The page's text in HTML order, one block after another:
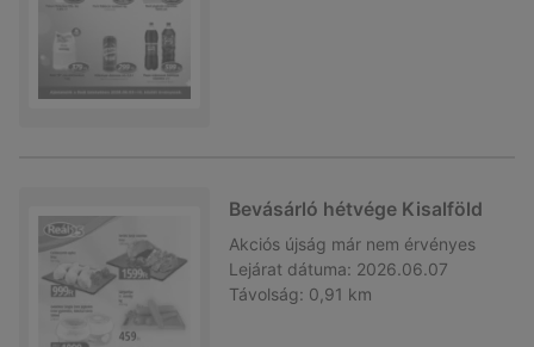
Bevásárló hétvége Kisalföld
Akciós újság már nem érvényes
Lejárat dátuma: 2026.06.07
Távolság: 0,91 km